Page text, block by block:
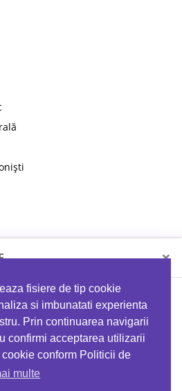
fisiere de tip cookie
si imbunatati experienta
Prin continuarea navigarii
confirmi acceptarea utilizarii
conform Politicii de
multe
×
comandă folosind codul
EATTRACK